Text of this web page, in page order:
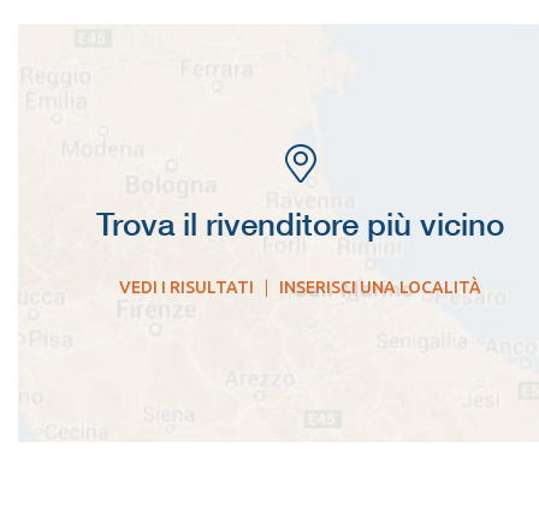
Trova il rivenditore più vicino
VEDI I RISULTATI | INSERISCI UNA LOCALITÀ